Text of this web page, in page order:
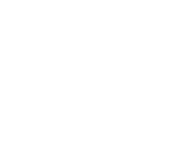
erscheinen täglich! 365 Tage im
täglichen Tauchausfahrten!